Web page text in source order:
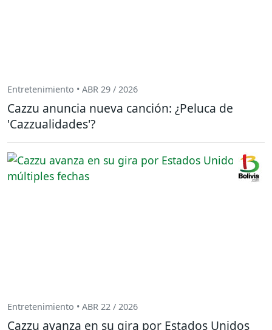
Entretenimiento • ABR 29 / 2026
Cazzu anuncia nueva canción: ¿Peluca de
'Cazzualidades'?
Entretenimiento • ABR 22 / 2026
Cazzu avanza en su gira por Estados Unidos